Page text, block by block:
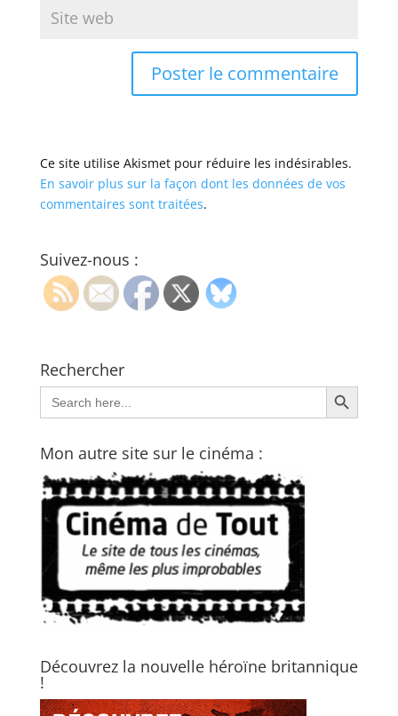
Ce site utilise Akismet pour réduire les indésirables.
En savoir plus sur la façon dont les données de vos
commentaires sont traitées.
Suivez-nous :
Rechercher
Search
for:
Search Button
Mon autre site sur le cinéma :
Découvrez la nouvelle héroïne britannique
!